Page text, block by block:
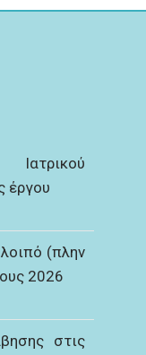
έργου
(πλην
2026
στις